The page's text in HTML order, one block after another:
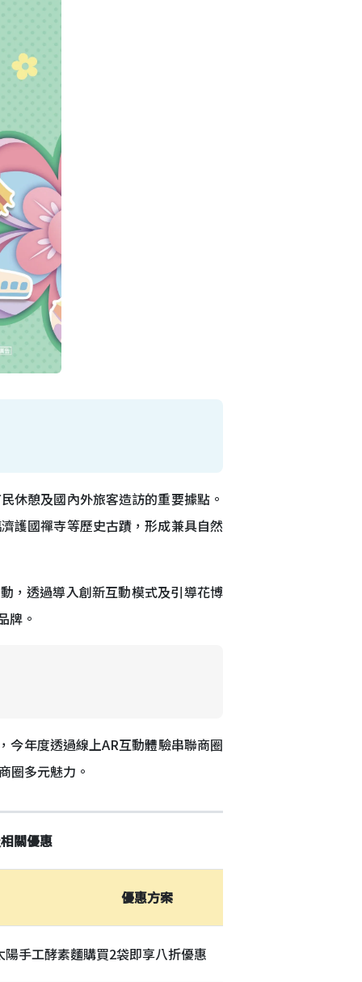
休憩及國內外旅客造訪的重要據點。
護國禪寺等歷史古蹟，形成兼具自然
，透過導入創新互動模式及引導花博
牌。
今年度透過線上AR互動體驗串聯商圈
圈多元魅力。
關優惠
優惠方案
陽手工酵素麵購買2袋即享八折優惠